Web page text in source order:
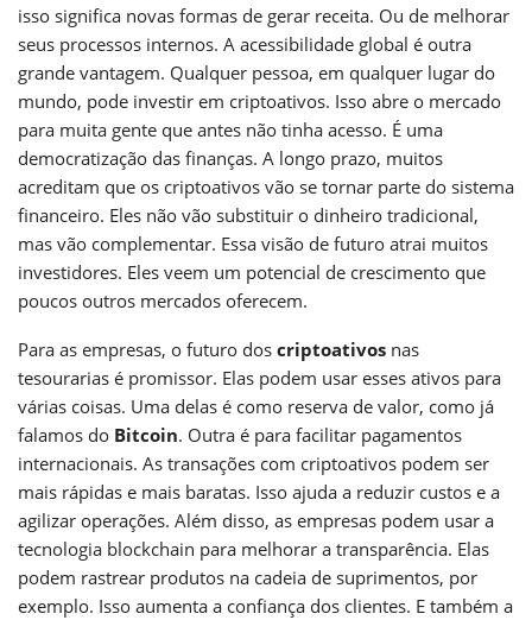
isso significa novas formas de gerar receita. Ou de melhorar
seus processos internos. A acessibilidade global é outra
grande vantagem. Qualquer pessoa, em qualquer lugar do
mundo, pode investir em criptoativos. Isso abre o mercado
para muita gente que antes não tinha acesso. É uma
democratização das finanças. A longo prazo, muitos
acreditam que os criptoativos vão se tornar parte do sistema
financeiro. Eles não vão substituir o dinheiro tradicional,
mas vão complementar. Essa visão de futuro atrai muitos
investidores. Eles veem um potencial de crescimento que
poucos outros mercados oferecem.
Para as empresas, o futuro dos criptoativos nas
tesourarias é promissor. Elas podem usar esses ativos para
várias coisas. Uma delas é como reserva de valor, como já
falamos do Bitcoin. Outra é para facilitar pagamentos
internacionais. As transações com criptoativos podem ser
mais rápidas e mais baratas. Isso ajuda a reduzir custos e a
agilizar operações. Além disso, as empresas podem usar a
tecnologia blockchain para melhorar a transparência. Elas
podem rastrear produtos na cadeia de suprimentos, por
exemplo. Isso aumenta a confiança dos clientes. E também a